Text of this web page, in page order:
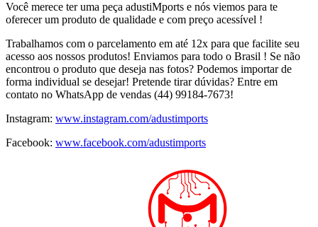
Você merece ter uma peça adustiMports e nós viemos para te
oferecer um produto de qualidade e com preço acessível !
Trabalhamos com o parcelamento em até 12x para que facilite seu
acesso aos nossos produtos! Enviamos para todo o Brasil ! Se não
encontrou o produto que deseja nas fotos? Podemos importar de
forma individual se desejar! Pretende tirar dúvidas? Entre em
contato no WhatsApp de vendas (44) 99184-7673!
Instagram: www.instagram.com/adustimports
Facebook: www.facebook.com/adustimports